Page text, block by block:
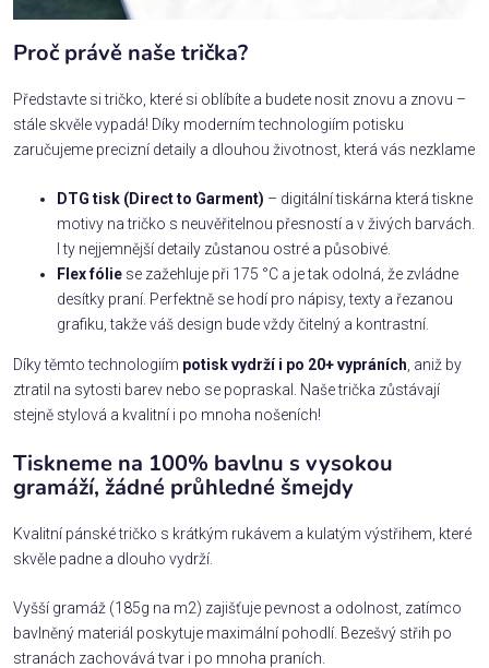
Proč právě naše trička?
Představte si tričko, které si oblíbíte a budete nosit znovu a znovu –
stále skvěle vypadá! Díky moderním technologiím potisku
zaručujeme precizní detaily a dlouhou životnost, která vás nezklame
DTG tisk (Direct to Garment) – digitální tiskárna která tiskne
motivy na tričko s neuvěřitelnou přesností a v živých barvách.
I ty nejjemnější detaily zůstanou ostré a působivé.
Flex fólie se zažehluje při 175 °C a je tak odolná, že zvládne
desítky praní. Perfektně se hodí pro nápisy, texty a řezanou
grafiku, takže váš design bude vždy čitelný a kontrastní.
Díky těmto technologiím potisk vydrží i po 20+ vypráních , aniž by
ztratil na sytosti barev nebo se popraskal. Naše trička zůstávají
stejně stylová a kvalitní i po mnoha nošeních!
Tiskneme na 100% bavlnu s vysokou
gramáží, žádné průhledné šmejdy
Kvalitní pánské tričko s krátkým rukávem a kulatým výstřihem, které
skvěle padne a dlouho vydrží.
Vyšší gramáž (185g na m2) zajišťuje pevnost a odolnost, zatímco
bavlněný materiál poskytuje maximální pohodlí. Bezešvý střih po
stranách zachovává tvar i po mnoha praních.